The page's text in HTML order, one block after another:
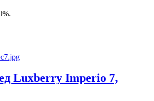
Luxberry Imperio 7,